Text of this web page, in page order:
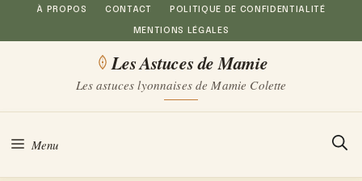
Aller
au
À PROPOS CONTACT POLITIQUE DE CONFIDENTIALITÉ
MENTIONS LÉGALES
Les Astuces de Mamie
Les astuces lyonnaises de Mamie Colette
Menu